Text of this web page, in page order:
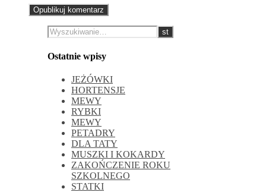
Ostatnie wpisy
JEŻÓWKI
HORTENSJE
MEWY
RYBKI
MEWY
PETADRY
DLA TATY
MUSZKI I KOKARDY
ZAKOŃCZENIE ROKU
SZKOLNEGO
STATKI